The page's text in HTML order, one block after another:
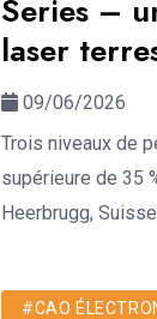
Series –
laser
09/06/2026
Trois niveaux de
supérieure de 35
Heerbrugg,
#CAO